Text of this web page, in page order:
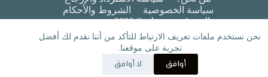
نحن نستخدم ملفات تعريف الارتباط للتأكد من أننا نقدم لك أفضل
تجربة على موقعنا.
أوافق لا أوافق
سياسة الخصوصية
الشروط والأحكام​
جميع الحقوق محفوظة © 2026 هيبة عريس